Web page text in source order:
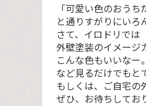
「可愛い色のおう
と通りすがりにいろ
さて、イロドリでは
外壁塗装のイメージ
こんな色もいいなー
など見るだけでもと
もしくは、ご自宅の
ぜひ、お待ちしてお